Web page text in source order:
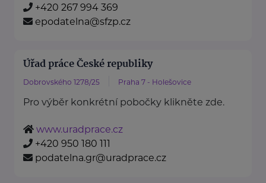
+420 267 994 369
epodatelna@sfzp.cz
Úřad práce České republiky
Dobrovského 1278/25 Praha 7 - Holešovice
Pro výběr konkrétní pobočky klikněte zde.
www.uradprace.cz
+420 950 180 111
podatelna.gr@uradprace.cz